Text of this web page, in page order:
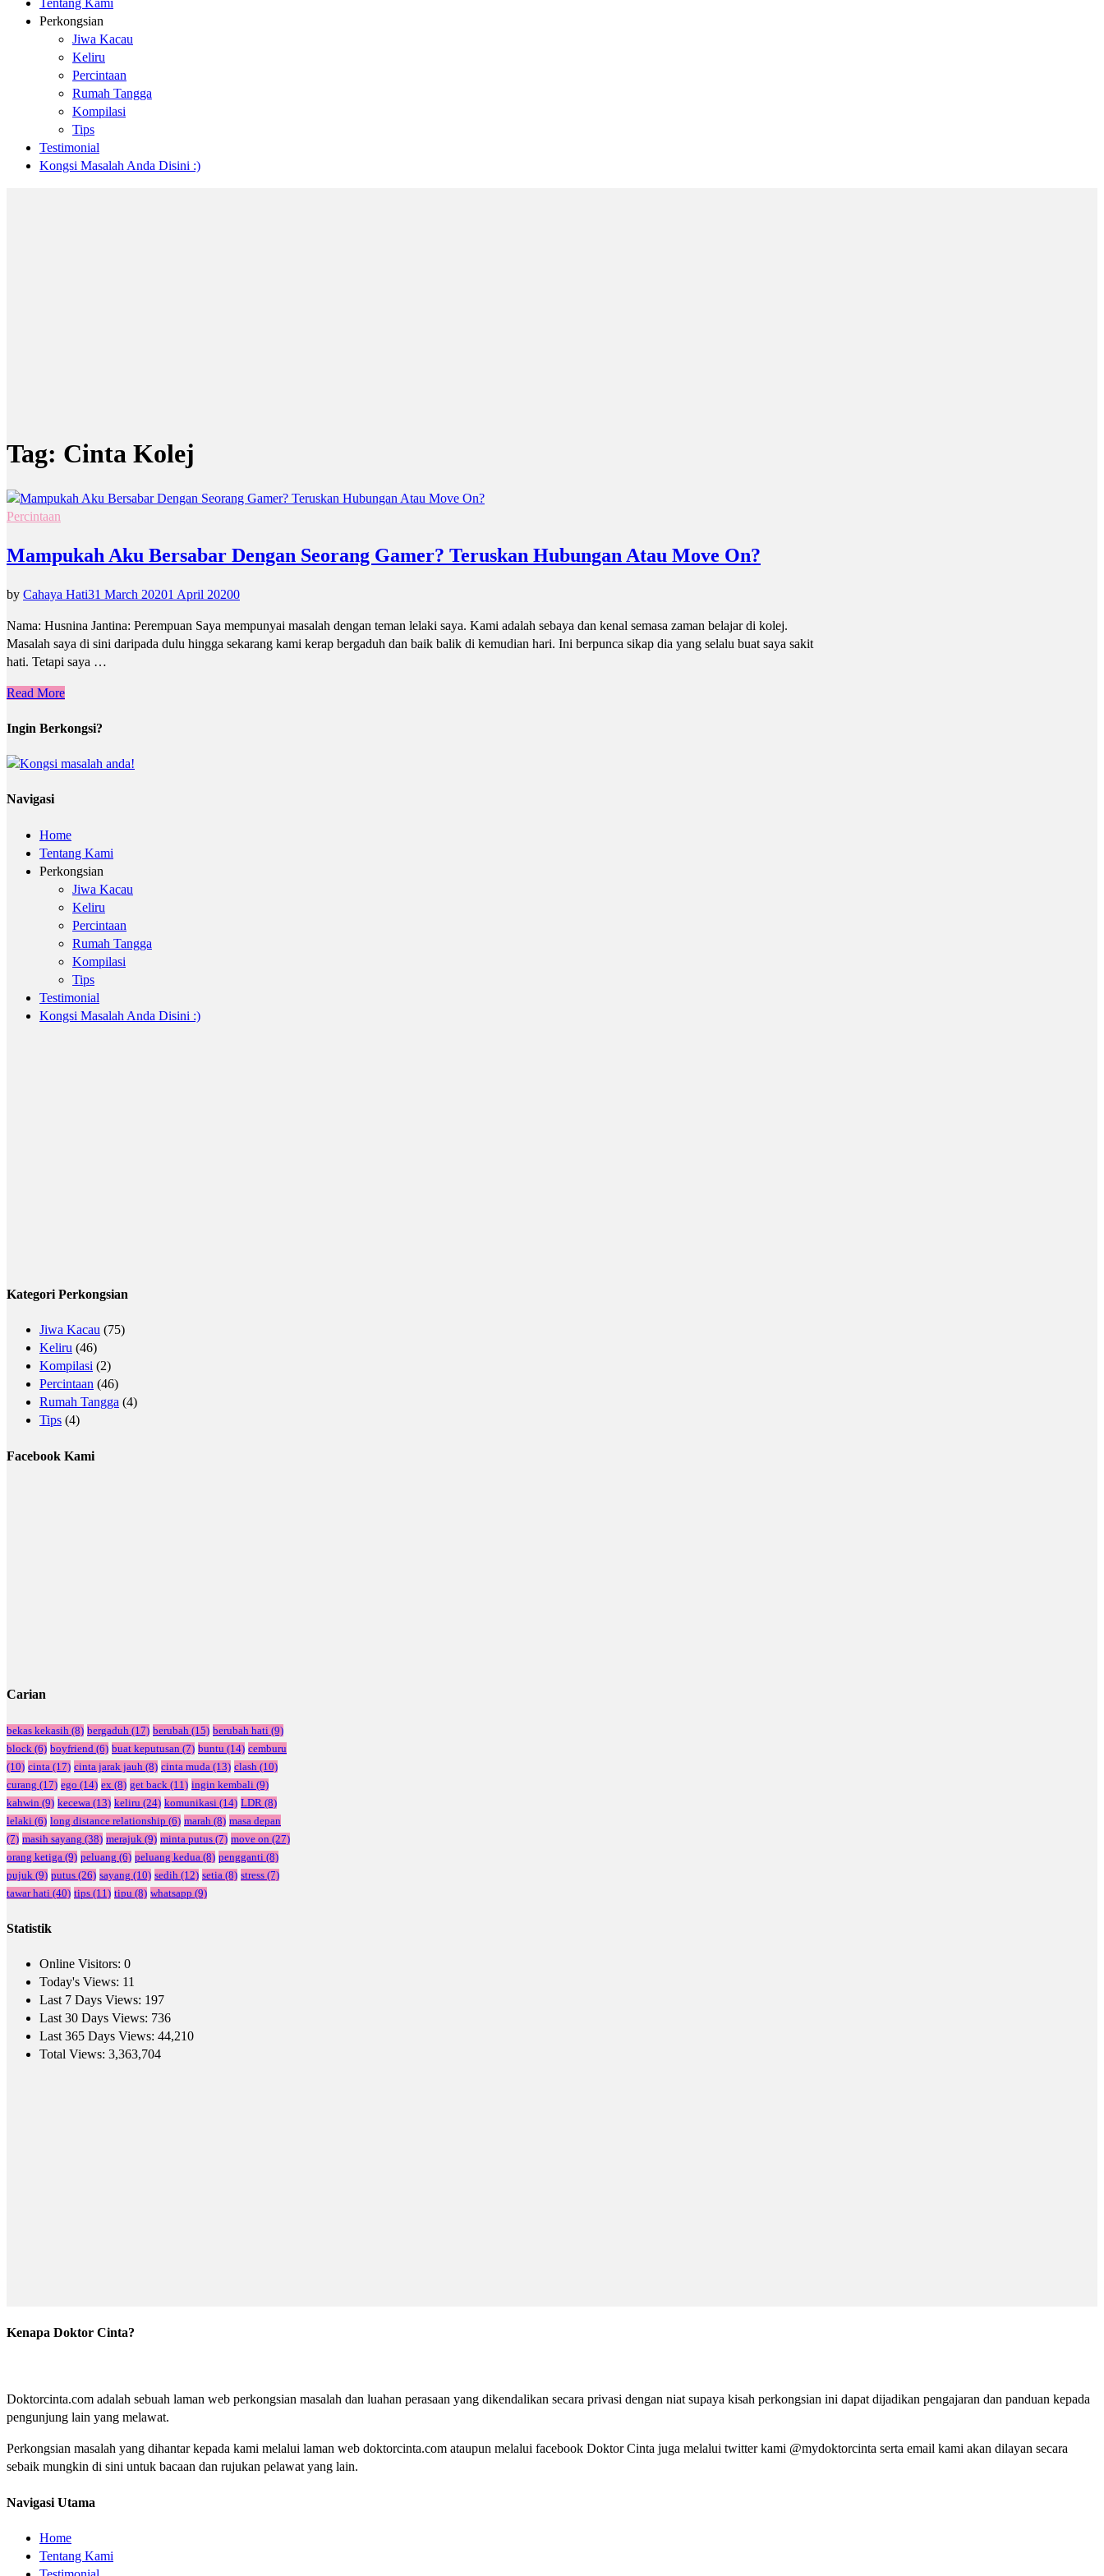
Tentang Kami
Perkongsian
Jiwa Kacau
Keliru
Percintaan
Rumah Tangga
Kompilasi
Tips
Testimonial
Kongsi Masalah Anda Disini :)
Tag: Cinta Kolej
Percintaan
Mampukah Aku Bersabar Dengan Seorang Gamer? Teruskan Hubungan Atau Move On?
by Cahaya Hati31 March 20201 April 20200
Nama: Husnina Jantina: Perempuan Saya mempunyai masalah dengan teman lelaki saya. Kami adalah sebaya dan kenal semasa zaman belajar di kolej.
Masalah saya di sini daripada dulu hingga sekarang kami kerap bergaduh dan baik balik di kemudian hari. Ini berpunca sikap dia yang selalu buat saya sakit
hati. Tetapi saya …
Read More
Ingin Berkongsi?
Navigasi
Home
Tentang Kami
Perkongsian
Jiwa Kacau
Keliru
Percintaan
Rumah Tangga
Kompilasi
Tips
Testimonial
Kongsi Masalah Anda Disini :)
Kategori Perkongsian
Jiwa Kacau (75)
Keliru (46)
Kompilasi (2)
Percintaan (46)
Rumah Tangga (4)
Tips (4)
Facebook Kami
Carian
bekas kekasih (8) bergaduh (17) berubah (15) berubah hati (9)
block (6) boyfriend (6) buat keputusan (7) buntu (14) cemburu
(10) cinta (17) cinta jarak jauh (8) cinta muda (13) clash (10)
curang (17) ego (14) ex (8) get back (11) ingin kembali (9)
kahwin (9) kecewa (13) keliru (24) komunikasi (14) LDR (8)
lelaki (6) long distance relationship (6) marah (8) masa depan
(7) masih sayang (38) merajuk (9) minta putus (7) move on (27)
orang ketiga (9) peluang (6) peluang kedua (8) pengganti (8)
pujuk (9) putus (26) sayang (10) sedih (12) setia (8) stress (7)
tawar hati (40) tips (11) tipu (8) whatsapp (9)
Statistik
Online Visitors: 0
Today's Views: 11
Last 7 Days Views: 197
Last 30 Days Views: 736
Last 365 Days Views: 44,210
Total Views: 3,363,704
Kenapa Doktor Cinta?
Doktorcinta.com adalah sebuah laman web perkongsian masalah dan luahan perasaan yang dikendalikan secara privasi dengan niat supaya kisah perkongsian ini dapat dijadikan pengajaran dan panduan kepada
pengunjung lain yang melawat.
Perkongsian masalah yang dihantar kepada kami melalui laman web doktorcinta.com ataupun melalui facebook Doktor Cinta juga melalui twitter kami @mydoktorcinta serta email kami akan dilayan secara
sebaik mungkin di sini untuk bacaan dan rujukan pelawat yang lain.
Navigasi Utama
Home
Tentang Kami